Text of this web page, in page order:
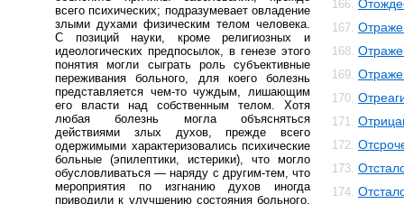
всего психических; подразумевает овладение
злыми духами физическим телом человека.
С позиций науки, кроме религиозных и
идеологических предпосылок, в генезе этого
понятия могли сыграть роль субъективные
переживания больного, для коего болезнь
представляется чем-то чуждым, лишающим
его власти над собственным телом. Хотя
любая болезнь могла объясняться
действиями злых духов, прежде всего
одержимыми характеризовались психические
больные (эпилептики, истерики), что могло
обусловливаться — наряду с другим-тем, что
мероприятия по изгнанию духов иногда
приводили к улучшению состояния больного.
166.
167.
168.
169.
170.
171.
172.
173.
174.